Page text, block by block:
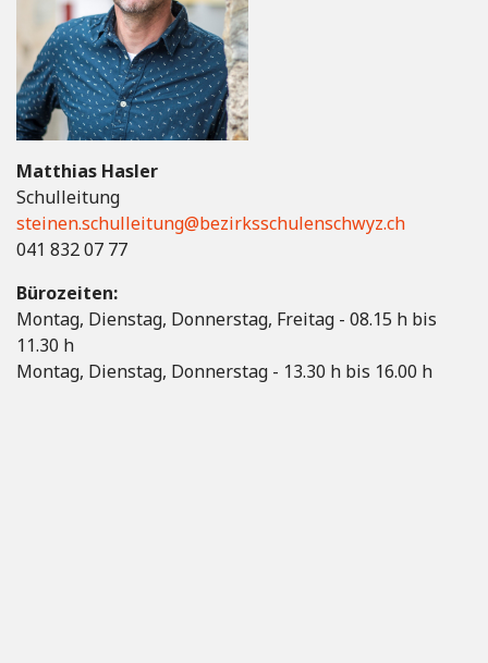
Matthias Hasler
Schulleitung
steinen.schulleitung@bezirksschulenschwyz.ch
041 832 07 77
Bürozeiten:
Montag, Dienstag, Donnerstag, Freitag - 08.15 h bis
11.30 h
Montag, Dienstag, Donnerstag - 13.30 h bis 16.00 h